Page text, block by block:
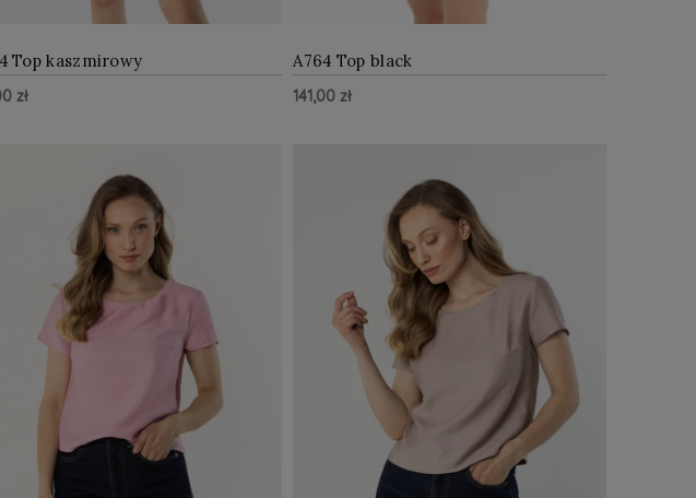
Top kaszmirowy
zł
A764 Top black
141,00 zł